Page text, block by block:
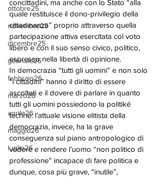
ottobre25
novembre25
dicembre25
gennaio26
febbraio26
marzo26
aprile26
maggio26
luglio26
concittadini, ma anche con lo Stato “alla
quale restituisce il dono-privilegio della
cittadinanza” proprio attraverso quella
partecipazione attiva esercitata col voto
libero e con il suo senso civico, politico,
espresso nella libertà di opinione.
In democrazia “tutti gli uomini” e non solo
“i cittadini” hanno il diritto di essere
ascoltati e il dovere di parlare in quanto
tutti gli uomini possiedono la politiké
techne: l’attuale visione elitista della
democrazia, invece, ha la grave
conseguenza sul piano antropologico di
vedere e rendere l’uomo “non politico di
professione” incapace di fare politica e
dunque, cosa più grave, “inutile”,